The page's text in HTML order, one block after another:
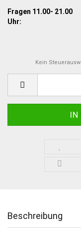
Fragen 11.00- 21.00
Uhr:
Kein
Beschreibung